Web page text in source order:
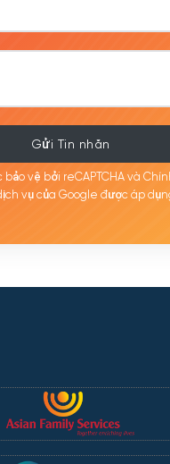
Gửi Tin nhắn
vệ bởi reCAPTCHA và
vụ của Google được áp